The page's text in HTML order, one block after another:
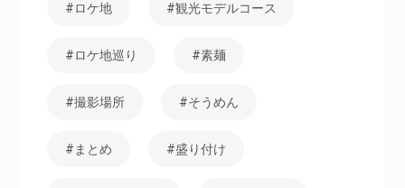
ロケ地 観光モデルコース
ロケ地巡り 素麺
撮影場所 そうめん
まとめ 盛り付け